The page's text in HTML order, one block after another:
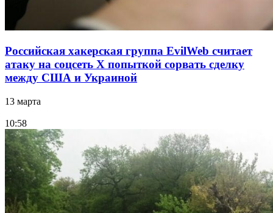
Российская хакерская группа EvilWeb считает
атаку на соцсеть Х попыткой сорвать сделку
между США и Украиной
13 марта
10:58